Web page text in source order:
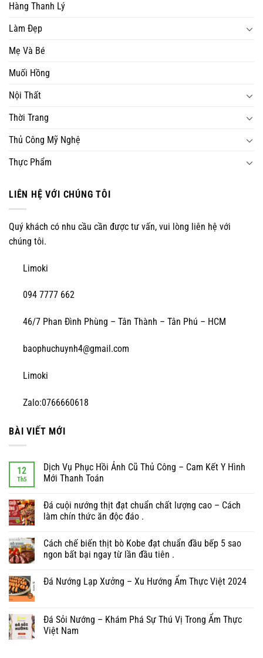
Hàng Thanh Lý
Làm Đẹp
Mẹ Và Bé
Muối Hồng
Nội Thất
Thời Trang
Thủ Công Mỹ Nghệ
Thực Phẩm
LIÊN HỆ VỚI CHÚNG TÔI
Quý khách có nhu cầu cần được tư vấn, vui lòng liên hệ với
chúng tôi.
Limoki
094 7777 662
46/7 Phan Đình Phùng – Tân Thành – Tân Phú – HCM
baophuchuynh4@gmail.com
Limoki
Zalo:0766660618
BÀI VIẾT MỚI
12
Th5
Dịch Vụ Phục Hồi Ảnh Cũ Thủ Công – Cam Kết Y Hình
Mới Thanh Toán
Đá cuội nướng thịt đạt chuẩn chất lượng cao – Cách
làm chín thức ăn độc đáo .
Cách chế biến thịt bò Kobe đạt chuẩn đầu bếp 5 sao
ngon bất bại ngay từ lần đầu tiên .
Đá Nướng Lạp Xưởng – Xu Hướng Ẩm Thực Việt 2024
Đá Sỏi Nướng – Khám Phá Sự Thú Vị Trong Ẩm Thực
Việt Nam